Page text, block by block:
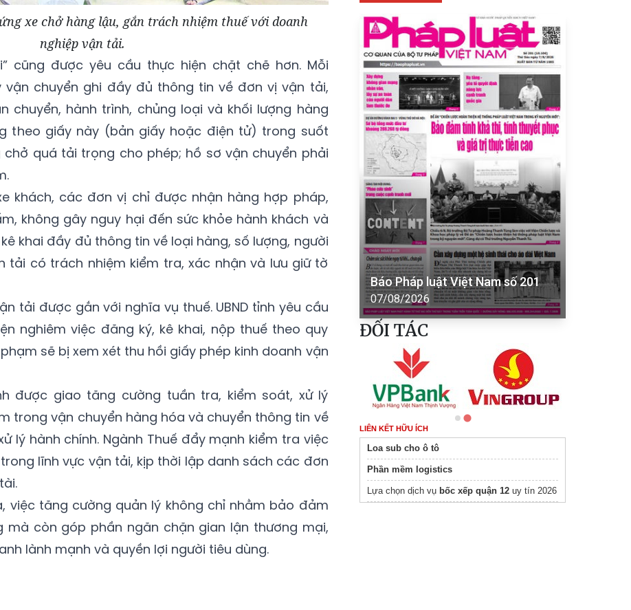
xe chở hàng lậu, gắn trách nhiệm thuế với doanh
nghiệp vận tải.
cũng được yêu cầu thực hiện chặt chẽ hơn. Mỗi
vận chuyển ghi đầy đủ thông tin về đơn vị vận tải,
chuyển, hành trình, chủng loại và khối lượng hàng
theo giấy này (bản giấy hoặc điện tử) trong suốt
chở quá tải trọng cho phép; hồ sơ vận chuyển phải
khách, các đơn vị chỉ được nhận hàng hợp pháp,
không gây nguy hại đến sức khỏe hành khách và
khai đầy đủ thông tin về loại hàng, số lượng, người
tải có trách nhiệm kiểm tra, xác nhận và lưu giữ tờ
tải được gắn với nghĩa vụ thuế. UBND tỉnh yêu cầu
nghiêm việc đăng ký, kê khai, nộp thuế theo quy
sẽ bị xem xét thu hồi giấy phép kinh doanh vận
được giao tăng cường tuần tra, kiểm soát, xử lý
trong vận chuyển hàng hóa và chuyển thông tin về
lý hành chính. Ngành Thuế đẩy mạnh kiểm tra việc
lĩnh vực vận tải, kịp thời lập danh sách các đơn
việc tăng cường quản lý không chỉ nhằm bảo đảm
còn góp phần ngăn chặn gian lận thương mại,
lành mạnh và quyền lợi người tiêu dùng.
Báo Pháp luật Việt Nam số 201
07/08/2026
ĐỐI TÁC
LIÊN KẾT HỮU ÍCH
Loa sub cho ô tô
Phần mềm logistics
Lựa chọn dịch vụ bốc xếp quận 12 uy tín 2026